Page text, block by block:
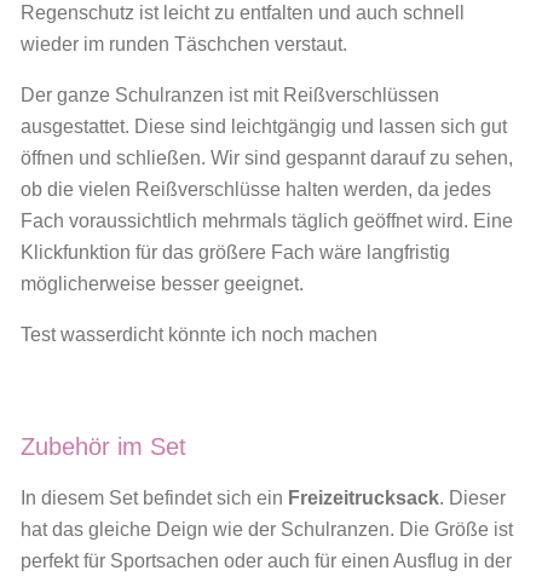
Regenschutz ist leicht zu entfalten und auch schnell
wieder im runden Täschchen verstaut.
Der ganze Schulranzen ist mit Reißverschlüssen
ausgestattet. Diese sind leichtgängig und lassen sich gut
öffnen und schließen. Wir sind gespannt darauf zu sehen,
ob die vielen Reißverschlüsse halten werden, da jedes
Fach voraussichtlich mehrmals täglich geöffnet wird. Eine
Klickfunktion für das größere Fach wäre langfristig
möglicherweise besser geeignet.
Test wasserdicht könnte ich noch machen
Zubehör im Set
In diesem Set befindet sich ein Freizeitrucksack. Dieser
hat das gleiche Deign wie der Schulranzen. Die Größe ist
perfekt für Sportsachen oder auch für einen Ausflug in der